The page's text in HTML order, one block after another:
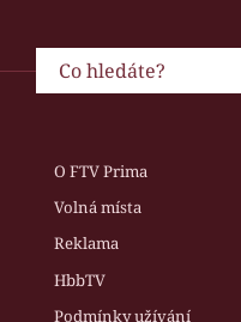
O FTV Prima
Volná místa
Reklama
HbbTV
Podmínky užívání